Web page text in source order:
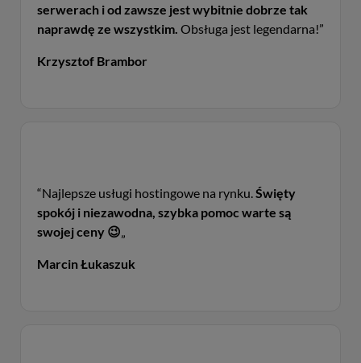
serwerach i od zawsze jest wybitnie dobrze tak
naprawdę ze wszystkim. Obsługa jest legendarna!”
Krzysztof Brambor
“Najlepsze usługi hostingowe na rynku.Święty
spokój i niezawodna, szybka pomoc warte są
swojej ceny 😉„
Marcin Łukaszuk